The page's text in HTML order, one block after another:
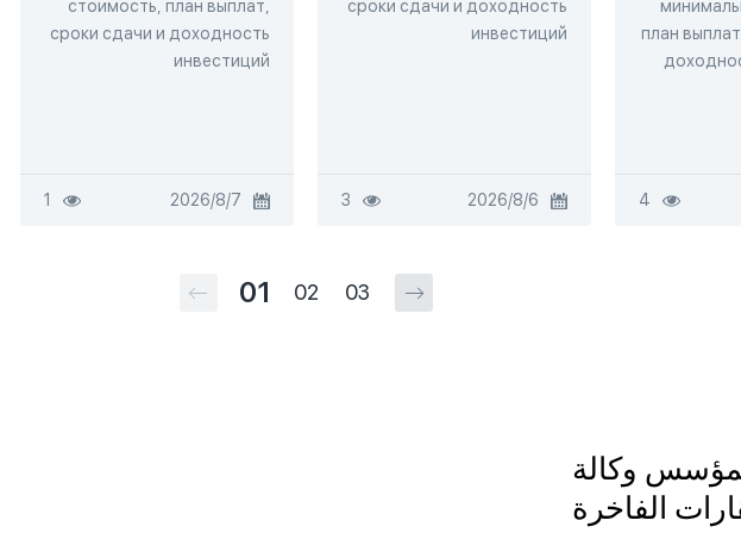
стоимость, план выплат,
сроки сдачи и доходность
инвестиций
7‏/8‏/2026
1
сроки сдачи и доходность
инвестиций
6‏/8‏/2026
3
план
4
01 02 03
وكالة
الفاخرة